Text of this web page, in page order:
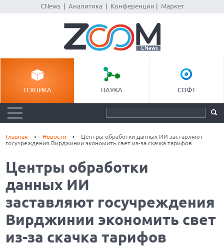
CNews| Аналитика Конференции Маркет
ТЕХНИКА НАУКА СОФТ
Главная Новости
Центры обработки данных ИИ заставляют
госучреждения Вирджинии экономить свет из-за скачка тарифов
Центры обработки
данных ИИ
заставляют госучреждения
Вирджинии экономить свет
из-за скачка тарифов